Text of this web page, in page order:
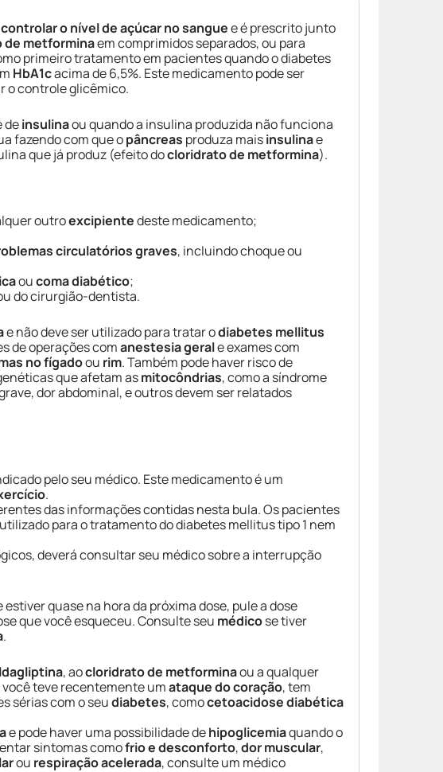
controlar o nível de açúcar no sanguee é prescrito junto
de metforminaem comprimidos separados, ou para
primeiro tratamento em pacientes quando o diabetes
HbA1cacima de 6,5%. Este medicamento pode ser
o controle glicêmico.
deinsulinaou quando a insulina produzida não funciona
fazendo com que opâncreas produza maisinsulinae
que já produz (efeito docloridrato de metformina).
outroexcipientedeste medicamento;
circulatórios graves, incluindo choque ou
oucoma diabético;
do cirurgião-dentista.
e não deve ser utilizado para tratar odiabetes mellitus
de operações comanestesia gerale exames com
no fígadoou rim. Também pode haver risco de
que afetam asmitocôndrias, como a síndrome
dor abdominal, e outros devem ser relatados
pelo seu médico. Este medicamento é um
.
das informações contidas nesta bula. Os pacientes
para o tratamento do diabetes mellitus tipo 1 nem
deverá consultar seu médico sobre a interrupção
quase na hora da próxima dose, pule a dose
que você esqueceu. Consulte seu médicose tiver
.
, aocloridrato de metforminaou a qualquer
teve recentemente umataque do coração, tem
sérias com o seudiabetes, comocetoacidose diabética
e pode haver uma possibilidade dehipoglicemiaquando o
sintomas comofrio e desconforto,dor muscular,
ou respiração acelerada, consulte um médico